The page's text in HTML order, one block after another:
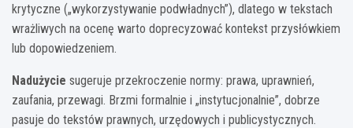
krytyczne („wykorzystywanie podwładnych”), dlatego w tekstach
wrażliwych na ocenę warto doprecyzować kontekst przysłówkiem
lub dopowiedzeniem.
Nadużycie sugeruje przekroczenie normy: prawa, uprawnień,
zaufania, przewagi. Brzmi formalnie i „instytucjonalnie”, dobrze
pasuje do tekstów prawnych, urzędowych i publicystycznych.